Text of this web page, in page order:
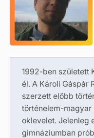
1992-ben született
él. A Károli Gáspár
szerzett előbb
történelem-magyar
oklevelet. Jelenleg
gimnáziumban